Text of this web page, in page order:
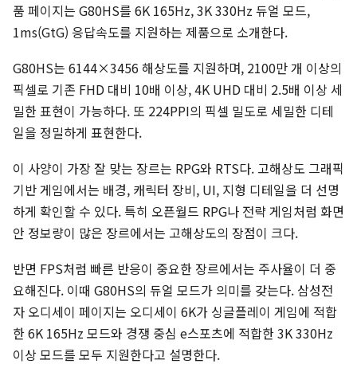
품 페이지는 G80HS를 6K 165Hz, 3K 330Hz 듀얼 모드,
1ms(GtG) 응답속도를 지원하는 제품으로 소개한다.
G80HS는 6144×3456 해상도를 지원하며, 2100만 개 이상의
픽셀로 기존 FHD 대비 10배 이상, 4K UHD 대비 2.5배 이상 세
밀한 표현이 가능하다. 또 224PPI의 픽셀 밀도로 세밀한 디테
일을 정밀하게 표현한다.
이 사양이 가장 잘 맞는 장르는 RPG와 RTS다. 고해상도 그래픽
기반 게임에서는 배경, 캐릭터 장비, UI, 지형 디테일을 더 선명
하게 확인할 수 있다. 특히 오픈월드 RPG나 전략 게임처럼 화면
안 정보량이 많은 장르에서는 고해상도의 장점이 크다.
반면 FPS처럼 빠른 반응이 중요한 장르에서는 주사율이 더 중
요해진다. 이때 G80HS의 듀얼 모드가 의미를 갖는다. 삼성전
자 오디세이 페이지는 오디세이 6K가 싱글플레이 게임에 적합
한 6K 165Hz 모드와 경쟁 중심 e스포츠에 적합한 3K 330Hz
이상 모드를 모두 지원한다고 설명한다.